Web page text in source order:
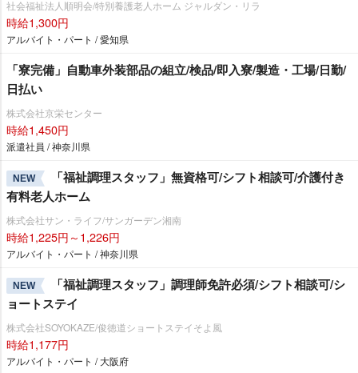
社会福祉法人順明会/特別養護老人ホーム ジャルダン・リラ
時給1,300円
アルバイト・パート / 愛知県
「寮完備」自動車外装部品の組立/検品/即入寮/製造・工場/日勤/
日払い
株式会社京栄センター
時給1,450円
派遣社員 / 神奈川県
NEW
「福祉調理スタッフ」無資格可/シフト相談可/介護付き
有料老人ホーム
株式会社サン・ライフ/サンガーデン湘南
時給1,225円～1,226円
アルバイト・パート / 神奈川県
NEW
「福祉調理スタッフ」調理師免許必須/シフト相談可/シ
ョートステイ
株式会社SOYOKAZE/俊徳道ショートステイそよ風
時給1,177円
アルバイト・パート / 大阪府